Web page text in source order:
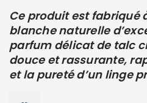
Ce produit est fabriqué
blanche naturelle
parfum délicat de talc
douce et rassurante,
et la pureté d’un linge